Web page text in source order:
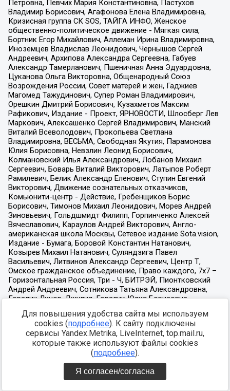
Для повышения удобства сайта мы используем
cookies (подробнее). К сайту подключены
сервисы Yandex.Metrika, LiveInternet, top.mail.ru,
которые также используют файлы cookies
(подробнее).
Я согласен/согласна